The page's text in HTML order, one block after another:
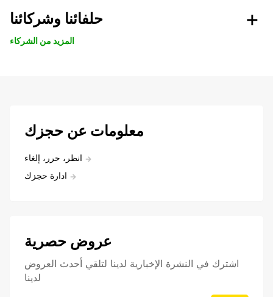
حلفائنا وشركائنا
المزيد من الشركاء
معلومات عن حجزك
انظر، حرر، إلغاء
ادارة حجزك
عروض حصرية
اشترك في النشرة الإخبارية لدينا لتلقي أحدث العروض
لدينا